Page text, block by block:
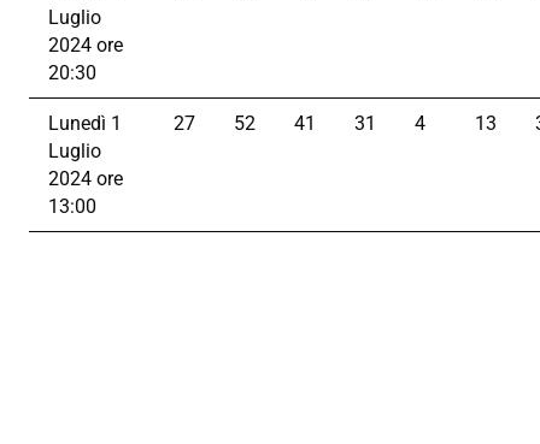
Luglio
2024 ore
20:30
Lunedì 1
Luglio
2024 ore
13:00
27 52 41 31 4 13